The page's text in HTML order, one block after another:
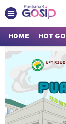
GOSIP
Tempatnya
HOME HOT